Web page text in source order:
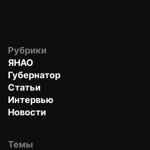
Рубрики
ЯНАО
Губернатор
Статьи
Интервью
Новости
Темы